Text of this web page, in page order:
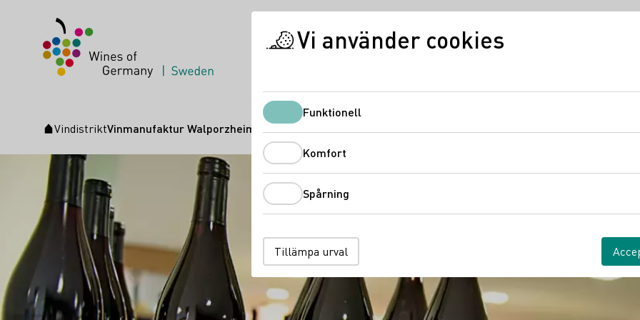
Startsida
VindistriktVinmanufaktur Walporzheim
Vi använder cookies
FunktionellFunktionell
Komfort
Spårning
Tillämpa urval